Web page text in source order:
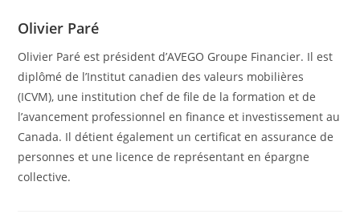
Olivier Paré
Olivier Paré est président d’AVEGO Groupe Financier. Il est
diplômé de l’Institut canadien des valeurs mobilières
(ICVM), une institution chef de file de la formation et de
l’avancement professionnel en finance et investissement au
Canada. Il détient également un certificat en assurance de
personnes et une licence de représentant en épargne
collective.